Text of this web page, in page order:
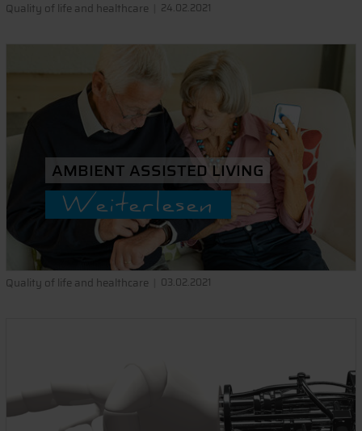
Quality of life and healthcare 24.02.2021
AMBIENT ASSISTED LIVING
Weiterlesen
Quality of life and healthcare 03.02.2021